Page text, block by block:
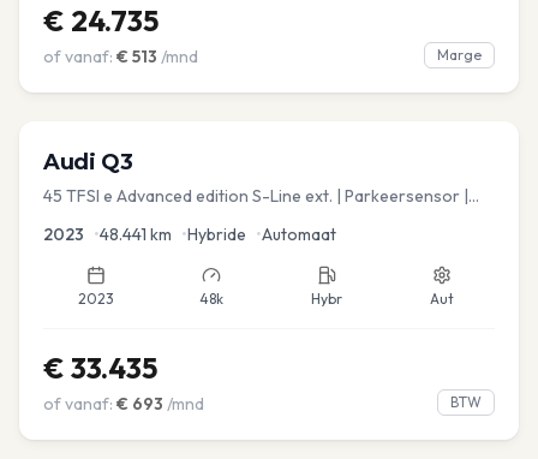
€ 24.735
of vanaf: € 513 /mnd Marge
Audi Q3
45 TFSI e Advanced edition S-Line ext. | Parkeersensor |
2023 •48.441 km •Hybride •Automaat
2023 48k Hybr Aut
€ 33.435
of vanaf: € 693 /mnd BTW